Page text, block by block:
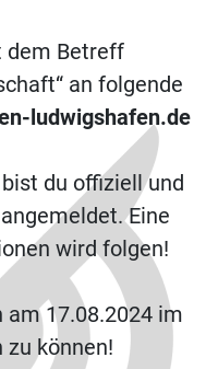
dem Betreff
an folgende
ludwigshafen.de
du offiziell und
Eine
wird folgen!
am 17.08.2024 im
zu können!